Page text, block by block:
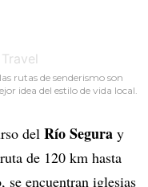
rutas de senderismo son
idea del estilo de vida local.
del Río Segura y
de 120 km hasta
encuentran iglesias